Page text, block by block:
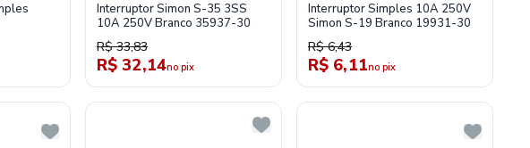
Interruptor Simon S-35 3SS
10A 250V Branco 35937-30
R$ 33,83
R$ 32,14no pix
Interruptor Simples 10A 250V
Simon S-19 Branco 19931-30
R$ 6,43
R$ 6,11no pix